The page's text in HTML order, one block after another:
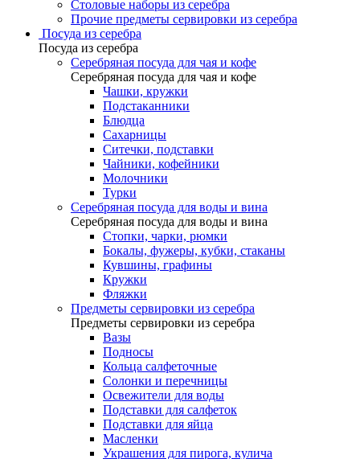
Столовые наборы из серебра
Прочие предметы сервировки из серебра
Посуда из серебра
Посуда из серебра
Серебряная посуда для чая и кофе
Серебряная посуда для чая и кофе
Чашки, кружки
Подстаканники
Блюдца
Сахарницы
Ситечки, подставки
Чайники, кофейники
Молочники
Турки
Серебряная посуда для воды и вина
Серебряная посуда для воды и вина
Стопки, чарки, рюмки
Бокалы, фужеры, кубки, стаканы
Кувшины, графины
Кружки
Фляжки
Предметы сервировки из серебра
Предметы сервировки из серебра
Вазы
Подносы
Кольца салфеточные
Солонки и перечницы
Освежители для воды
Подставки для салфеток
Подставки для яйца
Масленки
Украшения для пирога, кулича